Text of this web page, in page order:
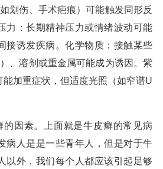
划伤、手术疤痕）可能触发同形反
力：长期精神压力或情绪波动可能
接诱发疾病。化学物质：接触某些
、溶剂或重金属可能成为诱因。紫
加重症状，但适度光照（如窄谱U
因素。上面就是牛皮癣的常见病
病人是是一些青年人，但是对于牛
以外，我们每个人都应该引起足够